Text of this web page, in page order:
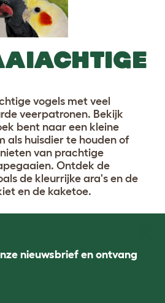
vogels met veel
veerpatronen. Bekijk
bent naar een kleine
als huisdier te houden of
van prachtige
Ontdek de
de kleurrijke ara's en de
en de kaketoe.
nieuwsbrief en ontvang